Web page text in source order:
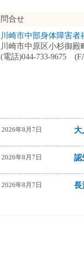
問合せ
川崎市中部身体障害者
川崎市中原区小杉御殿
(電話)044-733-9675
2026年8月7日 大
2026年8月7日 認
2026年8月7日 長